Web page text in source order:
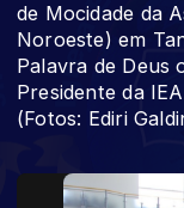
de Mocidade da
Noroeste) em
Palavra de Deus
Presidente da
(Fotos: Ediri